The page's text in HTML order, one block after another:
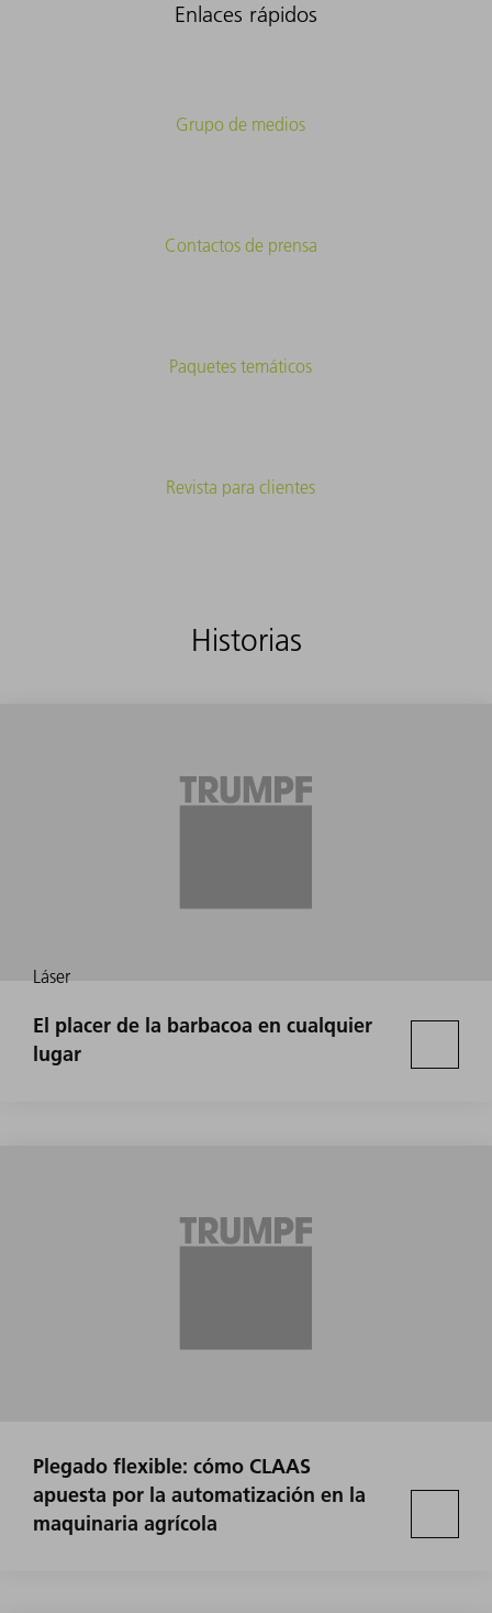
Enlaces rápidos
Grupo de medios
Contactos de prensa
Paquetes temáticos
Revista para clientes
Historias
Láser
El placer de la barbacoa en cualquier
lugar
Plegado flexible: cómo CLAAS
apuesta por la automatización en la
maquinaria agrícola